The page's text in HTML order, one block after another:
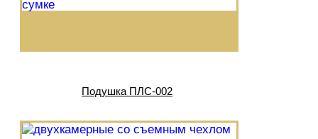
Подушка ПЛС-002